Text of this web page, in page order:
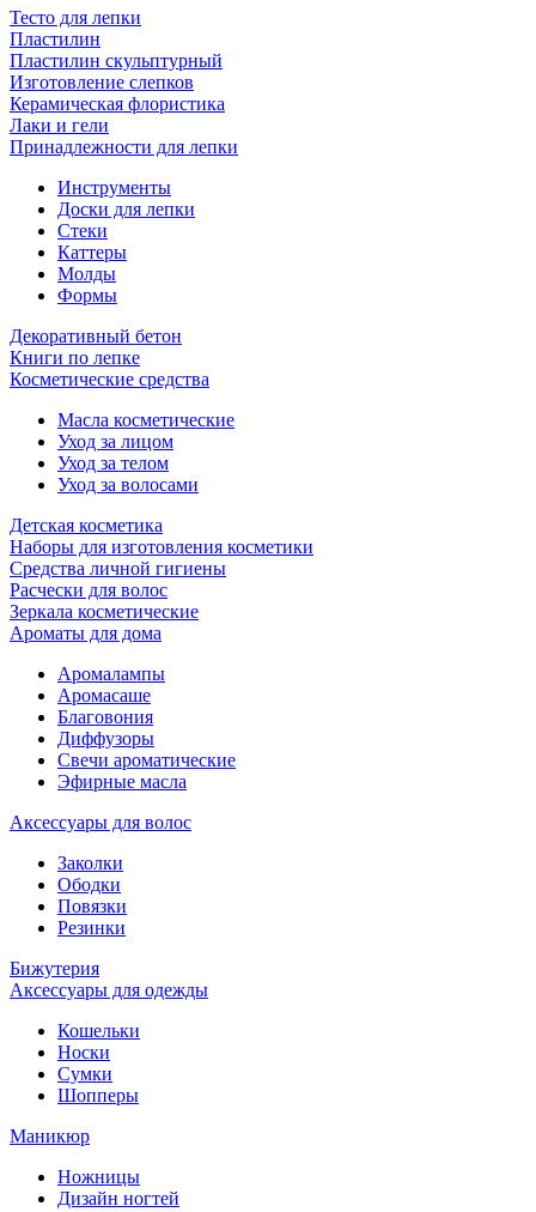
Тесто для лепки
Пластилин
Пластилин скульптурный
Изготовление слепков
Керамическая флористика
Лаки и гели
Принадлежности для лепки
Инструменты
Доски для лепки
Стеки
Каттеры
Молды
Формы
Декоративный бетон
Книги по лепке
Косметические средства
Масла косметические
Уход за лицом
Уход за телом
Уход за волосами
Детская косметика
Наборы для изготовления косметики
Средства личной гигиены
Расчески для волос
Зеркала косметические
Ароматы для дома
Аромалампы
Аромасаше
Благовония
Диффузоры
Свечи ароматические
Эфирные масла
Аксессуары для волос
Заколки
Ободки
Повязки
Резинки
Бижутерия
Аксессуары для одежды
Кошельки
Носки
Сумки
Шопперы
Маникюр
Ножницы
Дизайн ногтей